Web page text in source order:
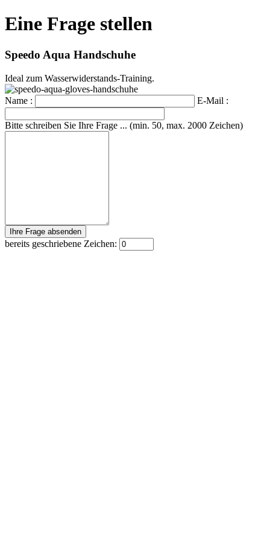
Eine Frage stellen
Speedo Aqua Handschuhe
Ideal zum Wasserwiderstands-Training.
Name : E-Mail :
Bitte schreiben Sie Ihre Frage ... (min. 50, max. 2000 Zeichen)
bereits geschriebene Zeichen: